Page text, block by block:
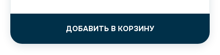
ДОБАВИТЬ В КОРЗИНУ